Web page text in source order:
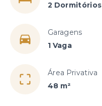
2 Dormitórios
Garagens
1 Vaga
Área Privativa
48 m²